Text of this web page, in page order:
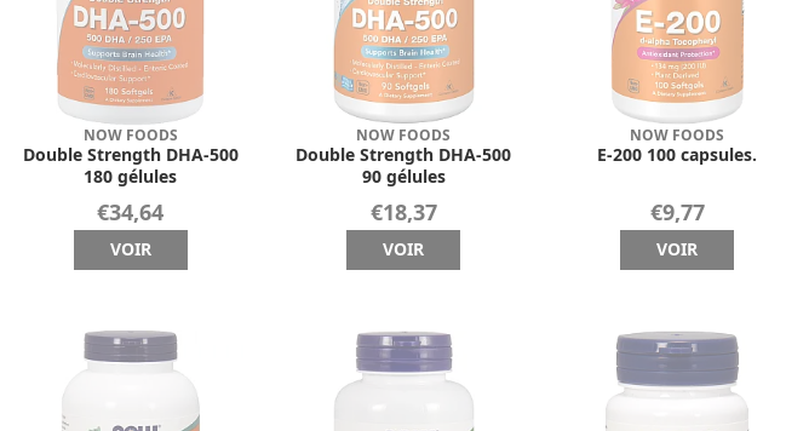
NOW FOODS
Double Strength DHA-500
180 gélules
€34,64
VOIR
NOW FOODS
Double Strength DHA-500
90 gélules
€18,37
VOIR
NOW FOODS
E-200 100 capsules.
€9,77
VOIR